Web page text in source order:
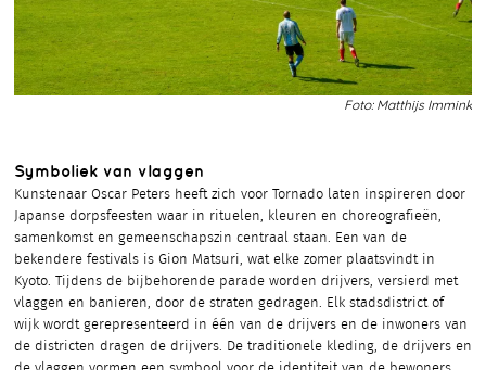
Foto: Matthijs Immink
Symboliek van vlaggen
Kunstenaar Oscar Peters heeft zich voor Tornado laten inspireren door
Japanse dorpsfeesten waar in rituelen, kleuren en choreografieën,
samenkomst en gemeenschapszin centraal staan. Een van de
bekendere festivals is Gion Matsuri, wat elke zomer plaatsvindt in
Kyoto. Tijdens de bijbehorende parade worden drijvers, versierd met
vlaggen en banieren, door de straten gedragen. Elk stadsdistrict of
wijk wordt gerepresenteerd in één van de drijvers en de inwoners van
de districten dragen de drijvers. De traditionele kleding, de drijvers en